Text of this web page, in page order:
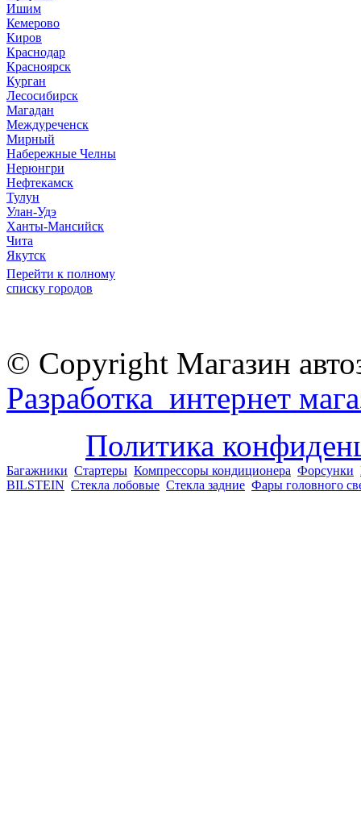
Ишим
Кемерово
Киров
Краснодар
Красноярск
Курган
Лесосибирск
Магадан
Междуреченск
Мирный
Набережные Челны
Нерюнгри
Нефтекамск
Тулун
Улан-Удэ
Ханты-Мансийск
Чита
Якутск
Перейти к полному
списку городов
© Copyright Магазин
Разработка интернет
Политика
Багажники Стартеры Компрессоры кондиционера Форсунки
BILSTEIN Стекла лобовые Стекла задние Фары головного